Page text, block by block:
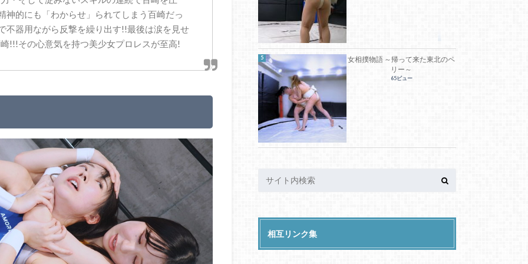
神的にも「わからせ」られてしまう百崎だっ
不器用ながら反撃を繰り出す!!最後は涙を見せ
!!!その心意気を持つ美少女プロレスが至高!
女相撲物語 ～帰って来た東北のペ
リー～
65ビュー
相互リンク集